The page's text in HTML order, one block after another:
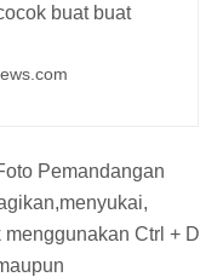
buat buat
Pemandangan
Ctrl + D